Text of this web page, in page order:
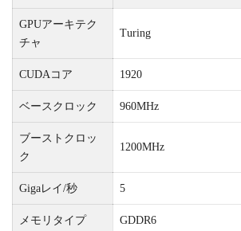
GPUアーキテク
チャ
Turing
CUDAコア 1920
ベースクロック 960MHz
ブーストクロッ
ク
1200MHz
Gigaレイ/秒 5
メモリタイプ GDDR6